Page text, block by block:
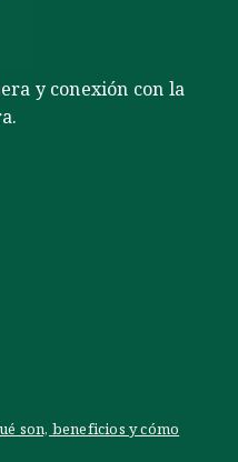
y conexión con la
son, beneficios y cómo